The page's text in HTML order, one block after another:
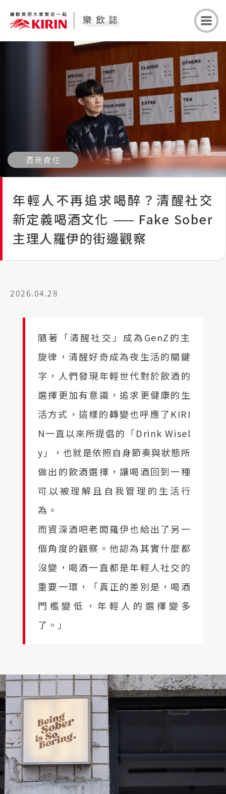
酒商責任
年輕人不再追求喝醉？清醒社交
新定義喝酒文化 —— Fake Sober
主理人羅伊的街邊觀察
2026.04.28
隨著「清醒社交」成為GenZ的主
旋律，清醒好奇成為夜生活的關鍵
字，人們發現年輕世代對於飲酒的
選擇更加有意識，追求更健康的生
活方式，這樣的轉變也呼應了KIRI
N一直以來所提倡的「Drink Wisel
y」，也就是依照自身節奏與狀態所
做出的飲酒選擇，讓喝酒回到一種
可以被理解且自我管理的生活行
為。
而資深酒吧老闆羅伊也給出了另一
個角度的觀察。他認為其實什麼都
沒變，喝酒一直都是年輕人社交的
重要一環，「真正的差別是，喝酒
門檻變低，年輕人的選擇變多
了。」